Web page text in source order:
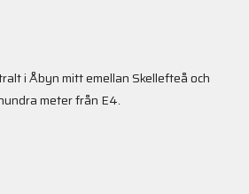
i Åbyn mitt emellan Skellefteå och
meter från E4.